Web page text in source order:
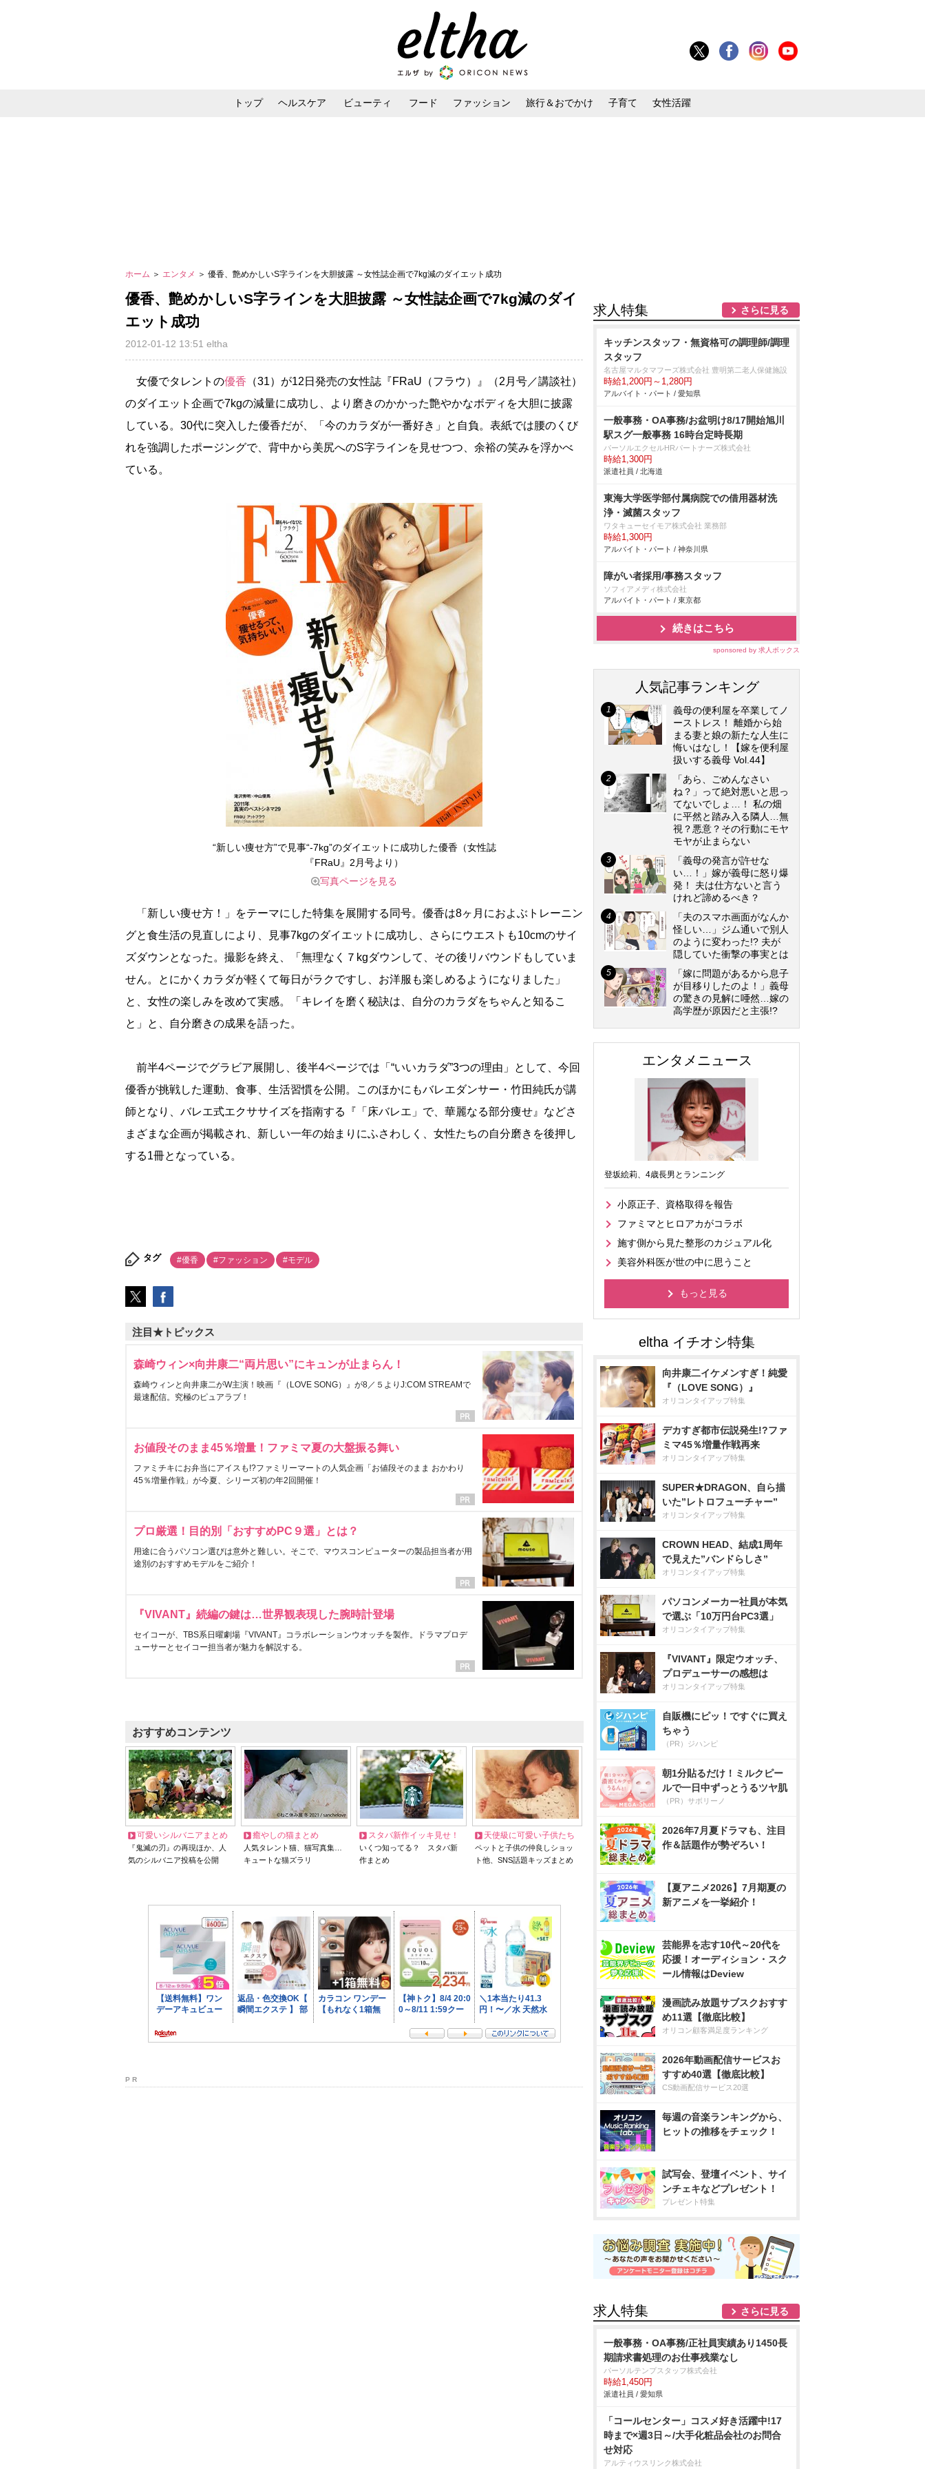
トップ ヘルスケア ビューティ フード ファッション 旅行＆おでかけ 子育て 女性活躍
ホーム ＞ エンタメ ＞ 優香、艶めかしいS字ラインを大胆披露 ～女性誌企画で7kg減のダイエット成功
優香、艶めかしいS字ラインを大胆披露 ～女性誌企画で7kg減のダイ
エット成功
2012-01-12 13:51 eltha
女優でタレントの優香 （31）が12日発売の女性誌『FRaU（フラウ）』（2月号／講談社）
のダイエット企画で7kgの減量に成功し、より磨きのかかった艶やかなボディを大胆に披露
している。30代に突入した優香だが、「今のカラダが一番好き」と自負。表紙では腰のくび
れを強調したポージングで、背中から美尻へのS字ラインを見せつつ、余裕の笑みを浮かべ
ている。
“新しい痩せ方”で見事“-7kg”のダイエットに成功した優香（女性誌
『FRaU』2月号より）
写真ページを見る
「新しい痩せ方！」をテーマにした特集を展開する同号。優香は8ヶ月におよぶトレーニン
グと食生活の見直しにより、見事7kgのダイエットに成功し、さらにウエストも10cmのサイ
ズダウンとなった。撮影を終え、「無理なく７kgダウンして、その後リバウンドもしていま
せん。とにかくカラダが軽くて毎日がラクですし、お洋服も楽しめるようになりました」
と、女性の楽しみを改めて実感。「キレイを磨く秘訣は、自分のカラダをちゃんと知るこ
と」と、自分磨きの成果を語った。
前半4ページでグラビア展開し、後半4ページでは「“いいカラダ”3つの理由」として、今回
優香が挑戦した運動、食事、生活習慣を公開。このほかにもバレエダンサー・竹田純氏が講
師となり、バレエ式エクササイズを指南する『「床バレエ」で、華麗なる部分痩せ』などさ
まざまな企画が掲載され、新しい一年の始まりにふさわしく、女性たちの自分磨きを後押し
する1冊となっている。
タグ #優香 #ファッション #モデル
注目★トピックス
森崎ウィン×向井康二“両片思い”にキュンが止まらん！
森崎ウィンと向井康二がW主演！映画『（LOVE SONG）』が8／５よりJ:COM STREAMで
最速配信。究極のピュアラブ！
お値段そのまま45％増量！ファミマ夏の大盤振る舞い
ファミチキにお弁当にアイスも!?ファミリーマートの人気企画「お値段そのまま おかわり
45％増量作戦」が今夏、シリーズ初の年2回開催！
プロ厳選！目的別「おすすめPC９選」とは？
用途に合うパソコン選びは意外と難しい。そこで、マウスコンピューターの製品担当者が用
途別のおすすめモデルをご紹介！
『VIVANT』続編の鍵は…世界観表現した腕時計登場
セイコーが、TBS系日曜劇場『VIVANT』コラボレーションウオッチを製作。ドラマプロデ
ューサーとセイコー担当者が魅力を解説する。
おすすめコンテンツ
可愛いシルバニアまとめ
『鬼滅の刃』の再現ほか、人
気のシルバニア投稿を公開
癒やしの猫まとめ
人気タレント猫、猫写真集…
キュートな猫ズラリ
スタバ新作イッキ見せ！
いくつ知ってる？ スタバ新
作まとめ
天使級に可愛い子供たち
ペットと子供の仲良しショッ
ト他、SNS話題キッズまとめ
P R
求人特集 さらに見る
キッチンスタッフ・無資格可の調理師/調理
スタッフ
名古屋マルタマフーズ株式会社 豊明第二老人保健施設
時給1,200円～1,280円
アルバイト・パート / 愛知県
一般事務・OA事務/お盆明け8/17開始旭川
駅スグ一般事務 16時台定時長期
パーソルエクセルHRパートナーズ株式会社
時給1,300円
派遣社員 / 北海道
東海大学医学部付属病院での借用器材洗
浄・滅菌スタッフ
ワタキューセイモア株式会社 業務部
時給1,300円
アルバイト・パート / 神奈川県
障がい者採用/事務スタッフ
ソフィアメディ株式会社
アルバイト・パート / 東京都
続きはこちら
sponsored by 求人ボックス
人気記事ランキング
義母の便利屋を卒業してノ
ーストレス！ 離婚から始
まる妻と娘の新たな人生に
悔いはなし！【嫁を便利屋
扱いする義母 Vol.44】
「あら、ごめんなさい
ね？」って絶対悪いと思っ
てないでしょ…！ 私の畑
に平然と踏み入る隣人…無
視？悪意？その行動にモヤ
モヤが止まらない
「義母の発言が許せな
い…！」嫁が義母に怒り爆
発！ 夫は仕方ないと言う
けれど諦めるべき？
「夫のスマホ画面がなんか
怪しい…」ジム通いで別人
のように変わった!? 夫が
隠していた衝撃の事実とは
「嫁に問題があるから息子
が目移りしたのよ！」義母
の驚きの見解に唖然…嫁の
高学歴が原因だと主張!?
エンタメニュース
登坂絵莉、4歳長男とランニング
小原正子、資格取得を報告
ファミマとヒロアカがコラボ
施す側から見た整形のカジュアル化
美容外科医が世の中に思うこと
もっと見る
向井康二イケメンすぎ！純愛
『（LOVE SONG）』
オリコンタイアップ特集
デカすぎ都市伝説発生!?ファ
ミマ45％増量作戦再来
オリコンタイアップ特集
SUPER★DRAGON、自ら描
いた”レトロフューチャー”
オリコンタイアップ特集
CROWN HEAD、結成1周年
で見えた”バンドらしさ”
オリコンタイアップ特集
パソコンメーカー社員が本気
で選ぶ「10万円台PC3選」
オリコンタイアップ特集
『VIVANT』限定ウオッチ、
プロデューサーの感想は
オリコンタイアップ特集
自販機にピッ！ですぐに買え
ちゃう
（PR）ジハンピ
朝1分貼るだけ！ミルクピー
ルで一日中ずっとうるツヤ肌
（PR）サボリーノ
2026年7月夏ドラマも、注目
作＆話題作が勢ぞろい！
【夏アニメ2026】7月期夏の
新アニメを一挙紹介！
芸能界を志す10代～20代を
応援！オーディション・スク
ール情報はDeview
漫画読み放題サブスクおすす
め11選【徹底比較】
オリコン顧客満足度ランキング
2026年動画配信サービスお
すすめ40選【徹底比較】
CS動画配信サービス20選
毎週の音楽ランキングから、
ヒットの推移をチェック！
試写会、登壇イベント、サイ
ンチェキなどプレゼント！
プレゼント特集
求人特集 さらに見る
一般事務・OA事務/正社員実績あり1450長
期請求書処理のお仕事残業なし
パーソルテンプスタッフ株式会社
時給1,450円
派遣社員 / 愛知県
「コールセンター」コスメ好き活躍中!17
時まで×週3日～/大手化粧品会社のお問合
せ対応
アルティウスリンク株式会社